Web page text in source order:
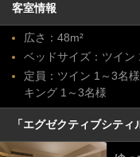
客室情報
広さ：48m²
ベッドサイズ：ツイ
定員：ツイン 1～3名様
キング 1～3名様
「エグゼクティブシテ